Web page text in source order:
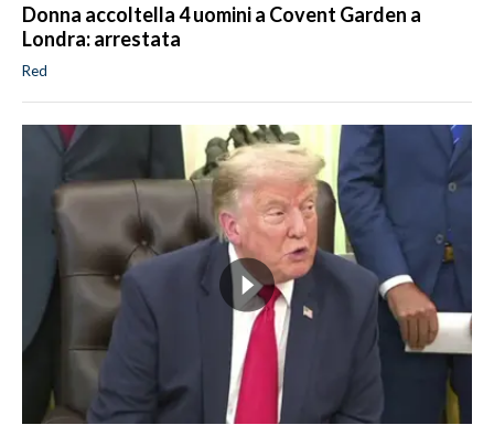
Donna accoltella 4 uomini a Covent Garden a
Londra: arrestata
Red